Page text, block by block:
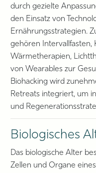
durch gezielte
den Einsatz von
Ernährungsstrategien.
gehören Intervallfasten,
Wärmetherapien,
von Wearables zur
Biohacking wird
Retreats integriert, um
und
Biologisches
Das biologische Alter
Zellen und Organe